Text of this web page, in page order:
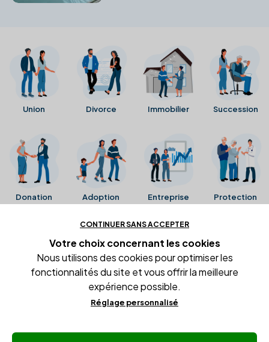
Union Divorce Immobilier Succession
Donation Adoption Entreprise Protection
Ces avis proviennent directement de la fiche Google
Business de l'office notarial. Ils n'ont ni été collectés ni
été vérifiés par Alexia.fr.
Conditions générales d'utilisation
Gestion des cookies
CONTINUER SANS ACCEPTER
Votre choix concernant les cookies
Nous utilisons des cookies pour optimiser les
fonctionnalités du site et vous offrir la meilleure
expérience possible.
Réglage personnalisé